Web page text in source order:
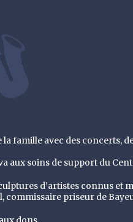
famille avec des concerts,
aux soins de support du
d’artistes connus et
commissaire priseur de